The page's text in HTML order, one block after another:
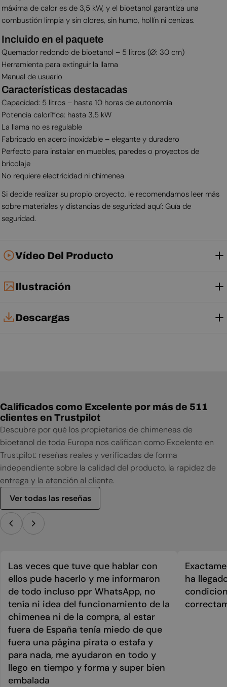
máxima de calor es de 3,5 kW, y el bioetanol garantiza una
combustión limpia y sin olores, sin humo, hollín ni cenizas.
Incluido en el paquete
Quemador redondo de bioetanol – 5 litros (Ø: 30 cm)
Herramienta para extinguir la llama
Manual de usuario
Características destacadas
Capacidad: 5 litros – hasta 10 horas de autonomía
Potencia calorífica: hasta 3,5 kW
La llama no es regulable
Fabricado en acero inoxidable – elegante y duradero
Perfecto para instalar en muebles, paredes o proyectos de
bricolaje
No requiere electricidad ni chimenea
Si decide realizar su propio proyecto, le recomendamos leer más
sobre materiales y distancias de seguridad aquí: Guía de
seguridad.
Vídeo Del Producto
Ilustración
Descargas
Calificados como Excelente por más de 511
clientes en Trustpilot
Descubre por qué los propietarios de chimeneas de
bioetanol de toda Europa nos califican como Excelente en
Trustpilot: reseñas reales y verificadas de forma
independiente sobre la calidad del producto, la rapidez de
entrega y la atención al cliente.
Ver todas las reseñas
Las veces que tuve que hablar con
ellos pude hacerlo y me informaron
de todo incluso ppr WhatsApp, no
tenía ni idea del funcionamiento de la
chimenea ni de la compra, al estar
fuera de España tenía miedo de que
fuera una página pirata o estafa y
para nada, me ayudaron en todo y
llego en tiempo y forma y super bien
embalada
ha